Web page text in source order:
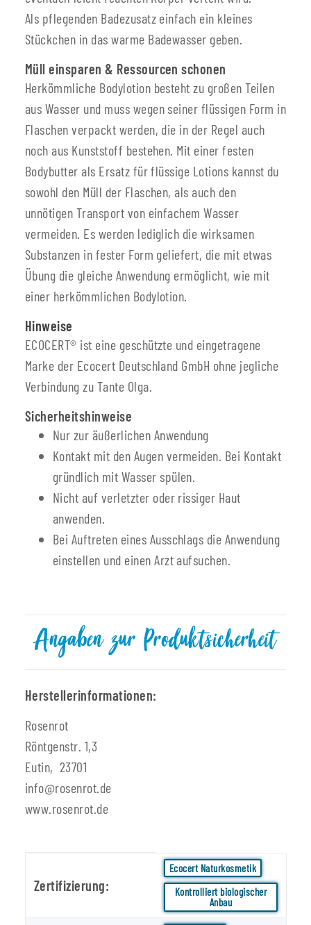
Als pflegenden Badezusatz einfach ein kleines
Stückchen in das warme Badewasser geben.
Müll einsparen & Ressourcen schonen
Herkömmliche Bodylotion besteht zu großen Teilen
aus Wasser und muss wegen seiner flüssigen Form in
Flaschen verpackt werden, die in der Regel auch
noch aus Kunststoff bestehen. Mit einer festen
Bodybutter als Ersatz für flüssige Lotions kannst du
sowohl den Müll der Flaschen, als auch den
unnötigen Transport von einfachem Wasser
vermeiden. Es werden lediglich die wirksamen
Substanzen in fester Form geliefert, die mit etwas
Übung die gleiche Anwendung ermöglicht, wie mit
einer herkömmlichen Bodylotion.
Hinweise
ECOCERT® ist eine geschützte und eingetragene
Marke der Ecocert Deutschland GmbH ohne jegliche
Verbindung zu Tante Olga.
Sicherheitshinweise
Nur zur äußerlichen Anwendung
Kontakt mit den Augen vermeiden. Bei Kontakt
gründlich mit Wasser spülen.
Nicht auf verletzter oder rissiger Haut
anwenden.
Bei Auftreten eines Ausschlags die Anwendung
einstellen und einen Arzt aufsuchen.
Angaben zur Produktsicherheit
Herstellerinformationen:
Rosenrot
Röntgenstr. 1,3
Eutin, 23701
info@rosenrot.de
www.rosenrot.de
Zertifizierung:
Ecocert Naturkosmetik
Kontrolliert biologischer
Anbau